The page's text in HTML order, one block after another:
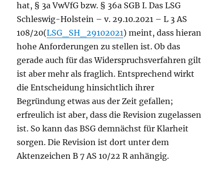
hat, § 3a VwVfG bzw. § 36a SGB I. Das LSG
Schleswig-Holstein – v. 29.10.2021 – L 3 AS
108/20(LSG_SH_29102021) meint, dass hieran
hohe Anforderungen zu stellen ist. Ob das
gerade auch für das Widerspruchsverfahren gilt
ist aber mehr als fraglich. Entsprechend wirkt
die Entscheidung hinsichtlich ihrer
Begründung etwas aus der Zeit gefallen;
erfreulich ist aber, dass die Revision zugelassen
ist. So kann das BSG demnächst für Klarheit
sorgen. Die Revision ist dort unter dem
Aktenzeichen B 7 AS 10/22 R anhängig.